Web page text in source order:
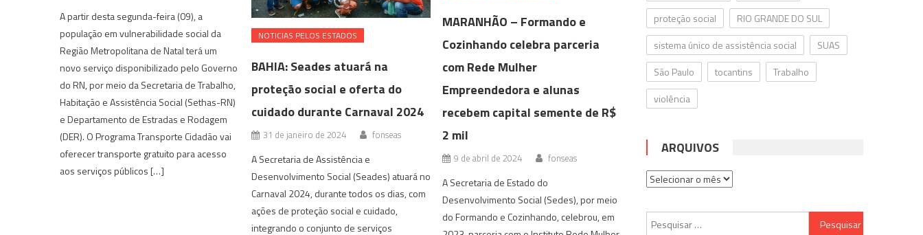
A partir desta segunda-feira (09), a
população em vulnerabilidade social da
Região Metropolitana de Natal terá um
novo serviço disponibilizado pelo Governo
do RN, por meio da Secretaria de Trabalho,
Habitação e Assistência Social (Sethas-RN)
e Departamento de Estradas e Rodagem
(DER). O Programa Transporte Cidadão vai
oferecer transporte gratuito para acesso
aos serviços públicos […]
NOTICIAS PELOS ESTADOS
BAHIA: Seades atuará na
proteção social e oferta do
cuidado durante Carnaval 2024
31 de janeiro de 2024 fonseas
A Secretaria de Assistência e
Desenvolvimento Social (Seades) atuará no
Carnaval 2024, durante todos os dias, com
ações de proteção social e cuidado,
integrando o conjunto de serviços
MARANHÃO – Formando e
Cozinhando celebra parceria
com Rede Mulher
Empreendedora e alunas
recebem capital semente de R$
2 mil
9 de abril de 2024 fonseas
A Secretaria de Estado do
Desenvolvimento Social (Sedes), por meio
do Formando e Cozinhando, celebrou, em
proteção social
RIO GRANDE DO SUL
sistema único de assistência social
SUAS
São Paulo
tocantins
Trabalho
violência
ARQUIVOS
Arquivos
Pesquisar